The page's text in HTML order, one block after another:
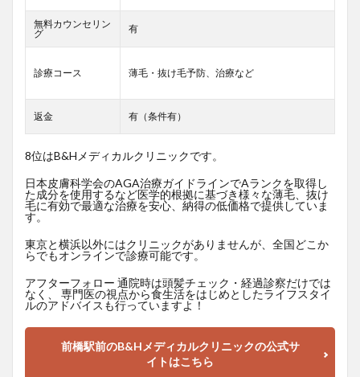
無料カウンセリン
グ
有
診療コース 薄毛・抜け毛予防、治療など
返金 有（条件有）
8位はB&Hメディカルクリニックです。
日本皮膚科学会のAGA治療ガイドラインでAランクを取得し
た成分を使用するなど医学的根拠に基づき様々な薄毛、抜け
毛に有効で最適な治療を安心、納得の低価格で提供していま
す。
東京と横浜以外にはクリニックがありませんが、全国どこか
らでもオンラインで診療可能です。
アフターフォロー 通院時は頭髪チェック・経過診察だけでは
なく、 専門医の視点から食生活をはじめとしたライフスタイ
ルのアドバイスも行っていますよ！
前橋駅前のB&Hメディカルクリニックの公式サ
イトはこちら